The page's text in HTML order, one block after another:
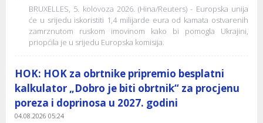
BRUXELLES, 5. kolovoza 2026. (Hina/Reuters) - Europska unija
će u srijedu iskoristiti 1,4 milijarde eura od kamata ostvarenih
zamrznutom ruskom imovinom kako bi pomogla Ukrajini,
priopćila je u srijedu Europska komisija.
HOK: HOK za obrtnike pripremio besplatni
kalkulator „Dobro je biti obrtnik“ za procjenu
poreza i doprinosa u 2027. godini
04.08.2026 05:24